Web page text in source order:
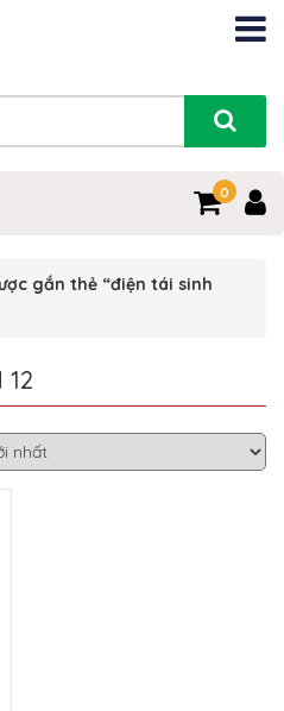
0
gắn thẻ “điện tái sinh
12